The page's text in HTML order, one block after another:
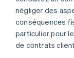
négliger des
conséquences
particulier pour
de contrats